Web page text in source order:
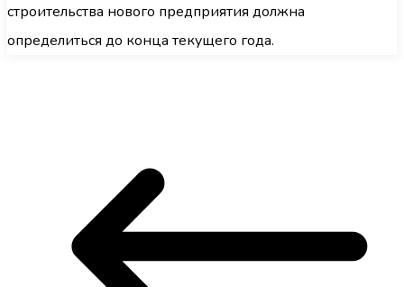
строительства нового предприятия должна
определиться до конца текущего года.